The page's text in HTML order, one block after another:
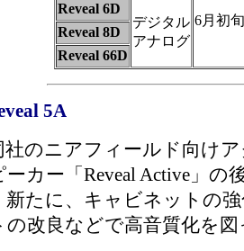
6月初旬
Reveal 6D
デジタル
アナログ
Reveal 8D
Reveal 66D
5A
のニアフィールド向け
ーカー「Reveal Active」の
新たに、キャビネットの
の改良などで高音質化を